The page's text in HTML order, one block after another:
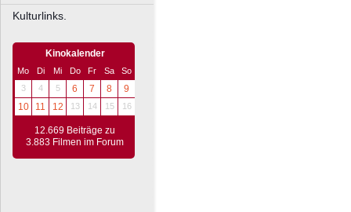
Kulturlinks.
Kinokalender
Mo Di Mi Do Fr Sa
So
3
4 5 6 7 8
9
10
11 12 13 14 15 16
12.669 Beiträge zu
3.883 Filmen im Forum